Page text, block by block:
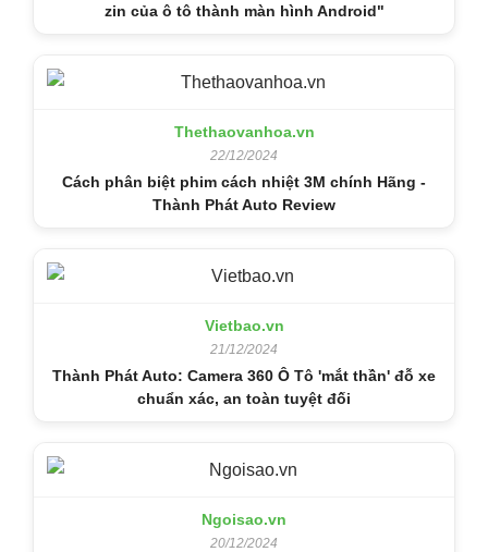
zin của ô tô thành màn hình Android"
Thethaovanhoa.vn
22/12/2024
Cách phân biệt phim cách nhiệt 3M chính Hãng -
Thành Phát Auto Review
Vietbao.vn
21/12/2024
Thành Phát Auto: Camera 360 Ô Tô 'mắt thần' đỗ xe
chuẩn xác, an toàn tuyệt đối
Ngoisao.vn
20/12/2024